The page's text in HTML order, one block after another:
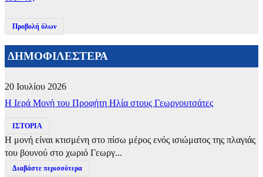
Προβολή όλων
ΔΗΜΟΦΙΛΕΣΤΕΡΑ
20 Ιουλίου 2026
​Η Ιερά Μονή του Προφήτη Ηλία στους Γεωργουτσάτες
ΙΣΤΟΡΙΑ
Η μονή είναι κτισμένη στο πίσω μέρος ενός ισιώματος της πλαγιάς
του βουνού στο χωριό Γεωργ...
Διαβάστε περισσότερα